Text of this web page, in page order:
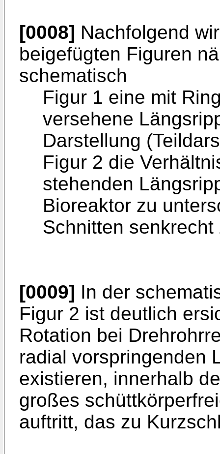
[0008] Nachfolgend
beigefügten Figuren
schematisch
Figur 1 eine mit
versehene
Darstellung
Figur 2 die
stehenden
Bioreaktor zu
Schnitten senkrecht
[0009] In der
Figur 2 ist deutlich
Rotation bei
radial vorsprin­genden
existieren, innerhalb
großes
auftritt, das zu